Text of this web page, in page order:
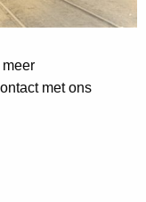
met ons